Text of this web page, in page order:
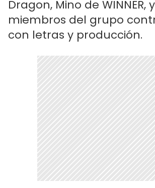
Dragon, Mino de WINNER,
miembros del grupo
con letras y producción.